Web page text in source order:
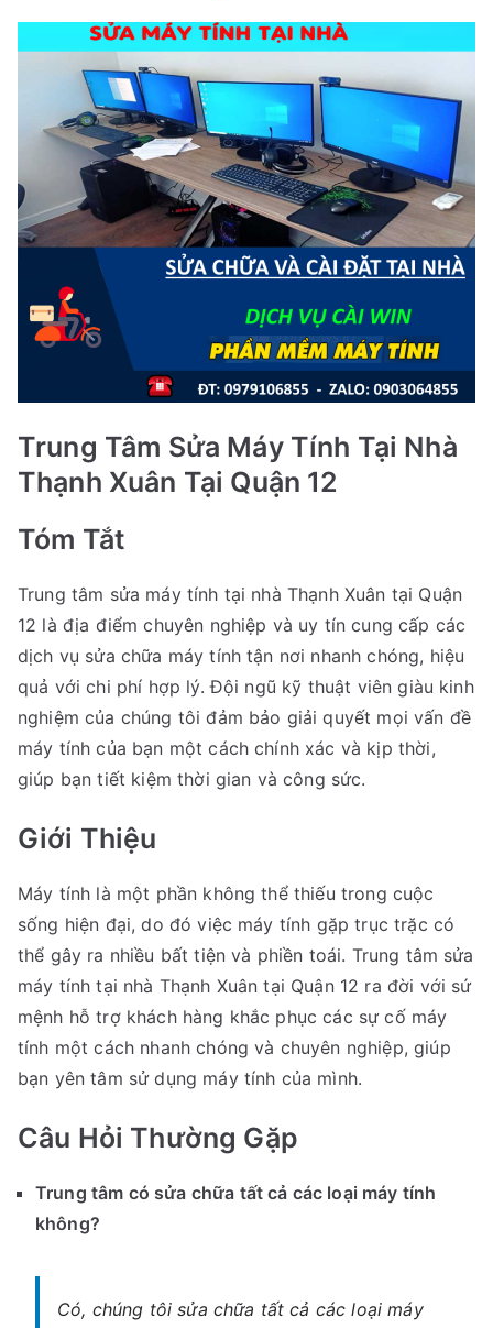
Trung Tâm Sửa Máy Tính Tại Nhà
Thạnh Xuân Tại Quận 12
Tóm Tắt
Trung tâm sửa máy tính tại nhà Thạnh Xuân tại Quận
12 là địa điểm chuyên nghiệp và uy tín cung cấp các
dịch vụ sửa chữa máy tính tận nơi nhanh chóng, hiệu
quả với chi phí hợp lý. Đội ngũ kỹ thuật viên giàu kinh
nghiệm của chúng tôi đảm bảo giải quyết mọi vấn đề
máy tính của bạn một cách chính xác và kịp thời,
giúp bạn tiết kiệm thời gian và công sức.
Giới Thiệu
Máy tính là một phần không thể thiếu trong cuộc
sống hiện đại, do đó việc máy tính gặp trục trặc có
thể gây ra nhiều bất tiện và phiền toái. Trung tâm sửa
máy tính tại nhà Thạnh Xuân tại Quận 12 ra đời với sứ
mệnh hỗ trợ khách hàng khắc phục các sự cố máy
tính một cách nhanh chóng và chuyên nghiệp, giúp
bạn yên tâm sử dụng máy tính của mình.
Câu Hỏi Thường Gặp
Trung tâm có sửa chữa tất cả các loại máy tính
không?
Có, chúng tôi sửa chữa tất cả các loại máy